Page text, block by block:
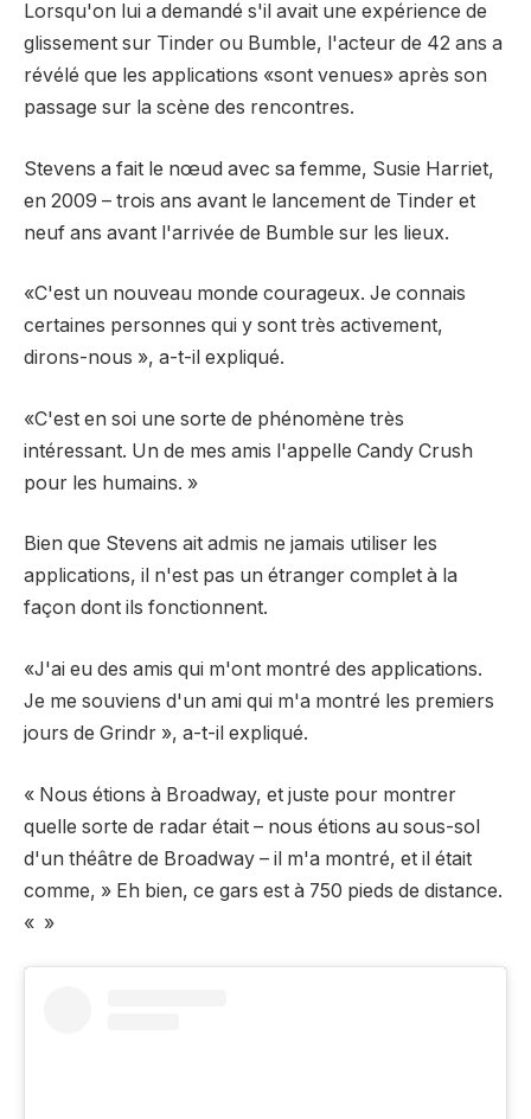
Lorsqu'on lui a demandé s'il avait une expérience de
glissement sur Tinder ou Bumble, l'acteur de 42 ans a
révélé que les applications «sont venues» après son
passage sur la scène des rencontres.
Stevens a fait le nœud avec sa femme, Susie Harriet,
en 2009 – trois ans avant le lancement de Tinder et
neuf ans avant l'arrivée de Bumble sur les lieux.
«C'est un nouveau monde courageux. Je connais
certaines personnes qui y sont très activement,
dirons-nous », a-t-il expliqué.
«C'est en soi une sorte de phénomène très
intéressant. Un de mes amis l'appelle Candy Crush
pour les humains. »
Bien que Stevens ait admis ne jamais utiliser les
applications, il n'est pas un étranger complet à la
façon dont ils fonctionnent.
«J'ai eu des amis qui m'ont montré des applications.
Je me souviens d'un ami qui m'a montré les premiers
jours de Grindr », a-t-il expliqué.
« Nous étions à Broadway, et juste pour montrer
quelle sorte de radar était – nous étions au sous-sol
d'un théâtre de Broadway – il m'a montré, et il était
comme, » Eh bien, ce gars est à 750 pieds de distance.
« »